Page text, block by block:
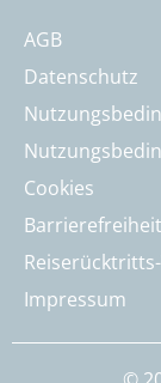
AGB
Datenschutz
Cookies
Impressum